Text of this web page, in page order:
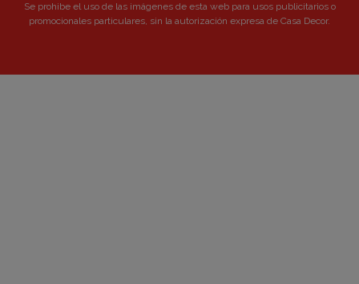
Se prohibe el uso de las imágenes de esta web para usos publicitarios o
promocionales particulares, sin la autorización expresa de Casa Decor.